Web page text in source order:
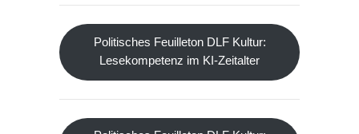
Politisches Feuilleton DLF Kultur:
Lesekompetenz im KI-Zeitalter